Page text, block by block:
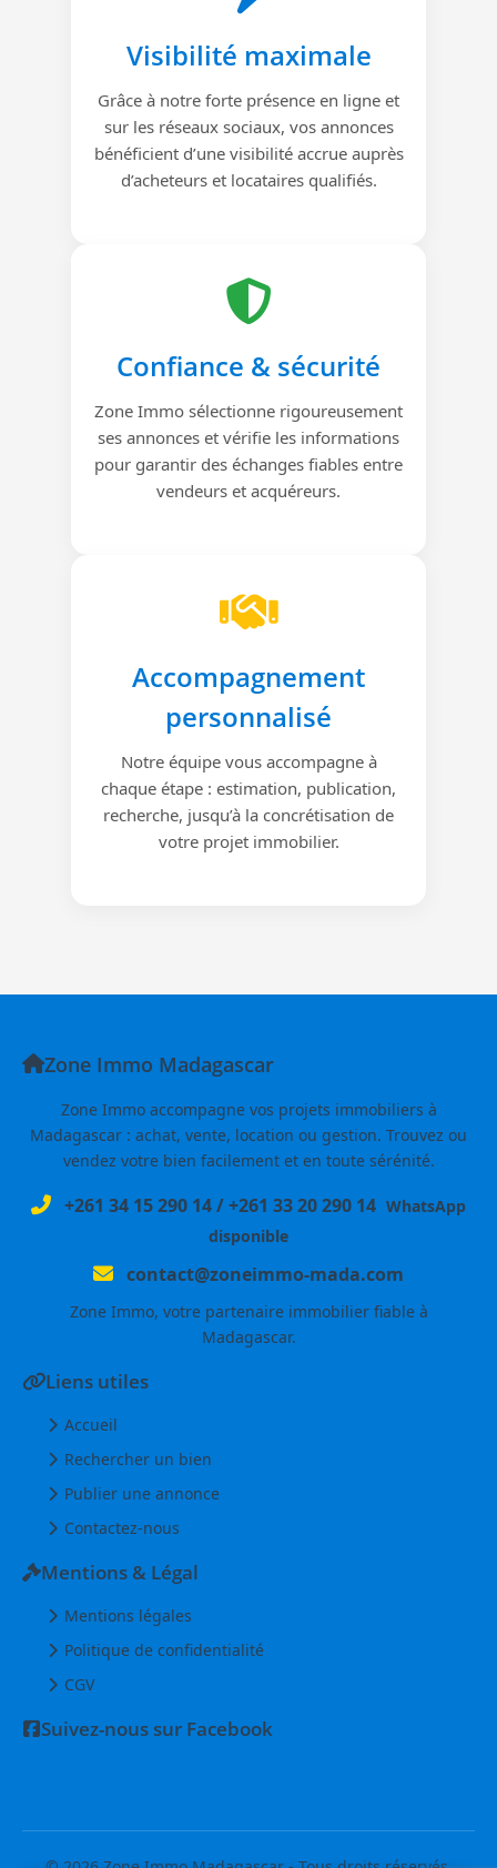
Visibilité maximale
Grâce à notre forte présence en ligne et
sur les réseaux sociaux, vos annonces
bénéficient d’une visibilité accrue auprès
d’acheteurs et locataires qualifiés.
Confiance & sécurité
Zone Immo sélectionne rigoureusement
ses annonces et vérifie les informations
pour garantir des échanges fiables entre
vendeurs et acquéreurs.
Accompagnement
personnalisé
Notre équipe vous accompagne à
chaque étape : estimation, publication,
recherche, jusqu’à la concrétisation de
votre projet immobilier.
Zone Immo Madagascar
Zone Immo accompagne vos projets immobiliers à
Madagascar : achat, vente, location ou gestion. Trouvez ou
vendez votre bien facilement et en toute sérénité.
+261 34 15 290 14/+261 33 20 290 14 WhatsApp
disponible
contact@zoneimmo-mada.com
Zone Immo, votre partenaire immobilier fiable à
Madagascar.
Liens utiles
Accueil
Rechercher un bien
Publier une annonce
Contactez-nous
Mentions & Légal
Mentions légales
Politique de confidentialité
CGV
Suivez-nous sur Facebook